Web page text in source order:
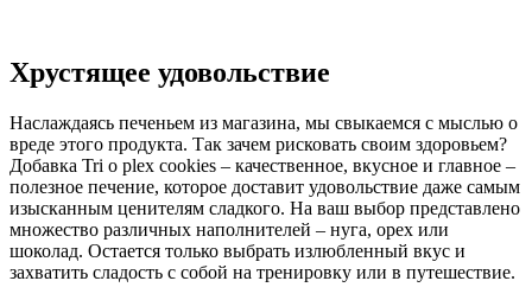
Хрустящее удовольствие
Наслаждаясь печеньем из магазина, мы свыкаемся с мыслью о
вреде этого продукта. Так зачем рисковать своим здоровьем?
Добавка Tri o plex cookies – качественное, вкусное и главное –
полезное печение, которое доставит удовольствие даже самым
изысканным ценителям сладкого. На ваш выбор представлено
множество различных наполнителей – нуга, орех или
шоколад. Остается только выбрать излюбленный вкус и
захватить сладость с собой на тренировку или в путешествие.